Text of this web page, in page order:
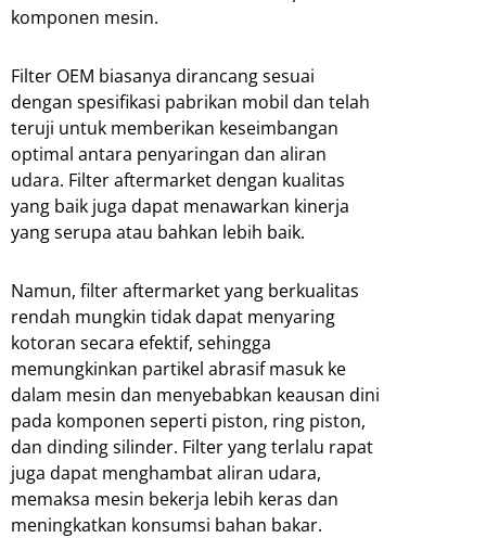
komponen mesin.
Filter OEM biasanya dirancang sesuai
dengan spesifikasi pabrikan mobil dan telah
teruji untuk memberikan keseimbangan
optimal antara penyaringan dan aliran
udara. Filter aftermarket dengan kualitas
yang baik juga dapat menawarkan kinerja
yang serupa atau bahkan lebih baik.
Namun, filter aftermarket yang berkualitas
rendah mungkin tidak dapat menyaring
kotoran secara efektif, sehingga
memungkinkan partikel abrasif masuk ke
dalam mesin dan menyebabkan keausan dini
pada komponen seperti piston, ring piston,
dan dinding silinder. Filter yang terlalu rapat
juga dapat menghambat aliran udara,
memaksa mesin bekerja lebih keras dan
meningkatkan konsumsi bahan bakar.